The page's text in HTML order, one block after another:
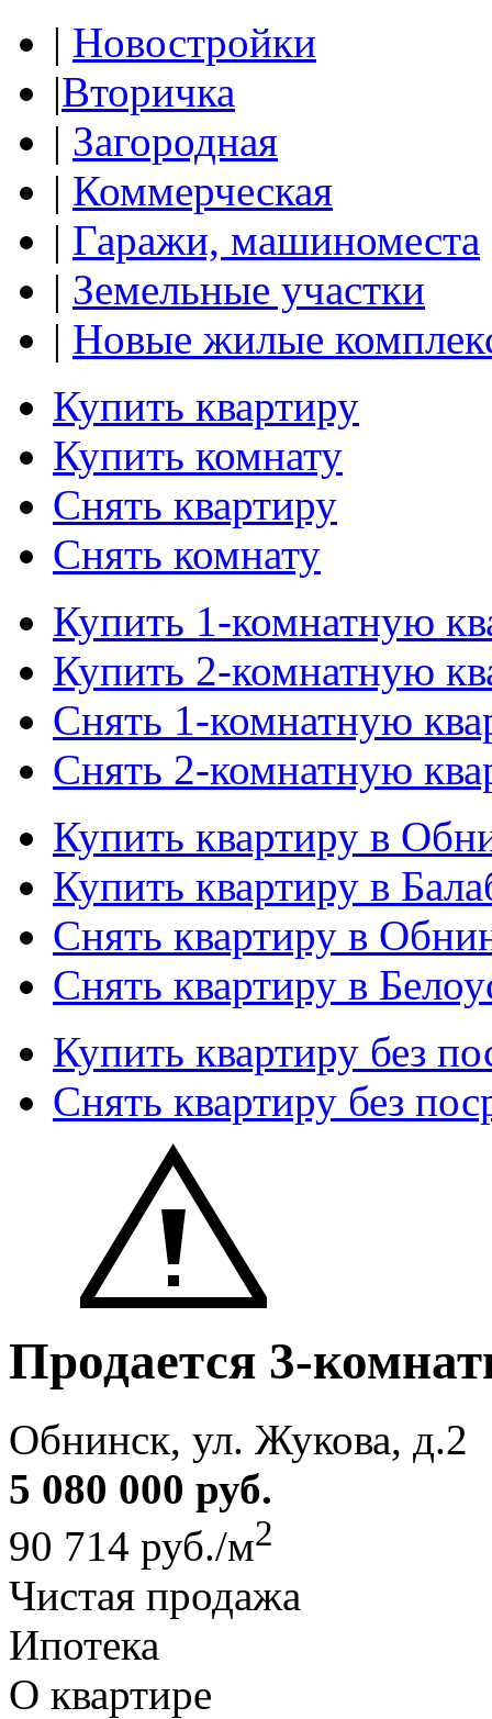
| Новостройки
|Вторичка
| Загородная
| Коммерческая
| Гаражи, машиноместа
| Земельные участки
| Новые жилые
Купить квартиру
Купить комнату
Снять квартиру
Снять комнату
Купить 1-комнатную
Купить 2-комнатную
Снять 1-комнатную
Снять 2-комнатную
Купить квартиру в
Купить квартиру в
Снять квартиру в
Снять квартиру в
Купить квартиру без
Снять квартиру без
Продается 3-
Обнинск, ул. Жукова, д.2
5 080 000 руб.
90 714 руб./м2
Чистая продажа
Ипотека
О квартире